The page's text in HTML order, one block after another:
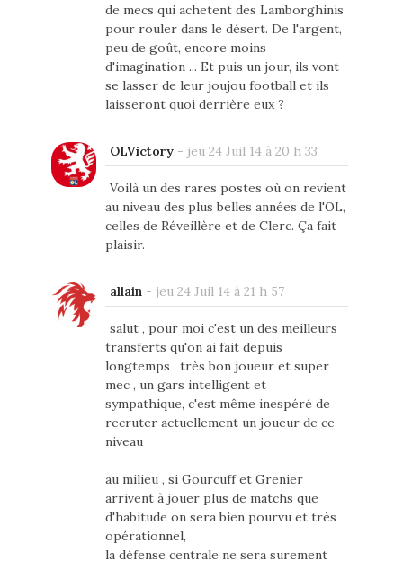
de mecs qui achetent des Lamborghinis
pour rouler dans le désert. De l'argent,
peu de goût, encore moins
d'imagination ... Et puis un jour, ils vont
se lasser de leur joujou football et ils
laisseront quoi derrière eux ?
OLVictory- jeu 24 Juil 14 à 20 h 33
Voilà un des rares postes où on revient
au niveau des plus belles années de l'OL,
celles de Réveillère et de Clerc. Ça fait
plaisir.
allain- jeu 24 Juil 14 à 21 h 57
salut , pour moi c'est un des meilleurs
transferts qu'on ai fait depuis
longtemps , très bon joueur et super
mec , un gars intelligent et
sympathique, c'est même inespéré de
recruter actuellement un joueur de ce
niveau
au milieu , si Gourcuff et Grenier
arrivent à jouer plus de matchs que
d'habitude on sera bien pourvu et très
opérationnel,
la défense centrale ne sera surement